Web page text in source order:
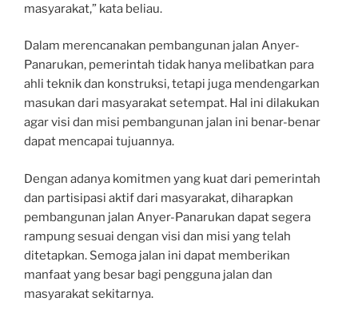
masyarakat,” kata beliau.
Dalam merencanakan pembangunan jalan Anyer-
Panarukan, pemerintah tidak hanya melibatkan para
ahli teknik dan konstruksi, tetapi juga mendengarkan
masukan dari masyarakat setempat. Hal ini dilakukan
agar visi dan misi pembangunan jalan ini benar-benar
dapat mencapai tujuannya.
Dengan adanya komitmen yang kuat dari pemerintah
dan partisipasi aktif dari masyarakat, diharapkan
pembangunan jalan Anyer-Panarukan dapat segera
rampung sesuai dengan visi dan misi yang telah
ditetapkan. Semoga jalan ini dapat memberikan
manfaat yang besar bagi pengguna jalan dan
masyarakat sekitarnya.